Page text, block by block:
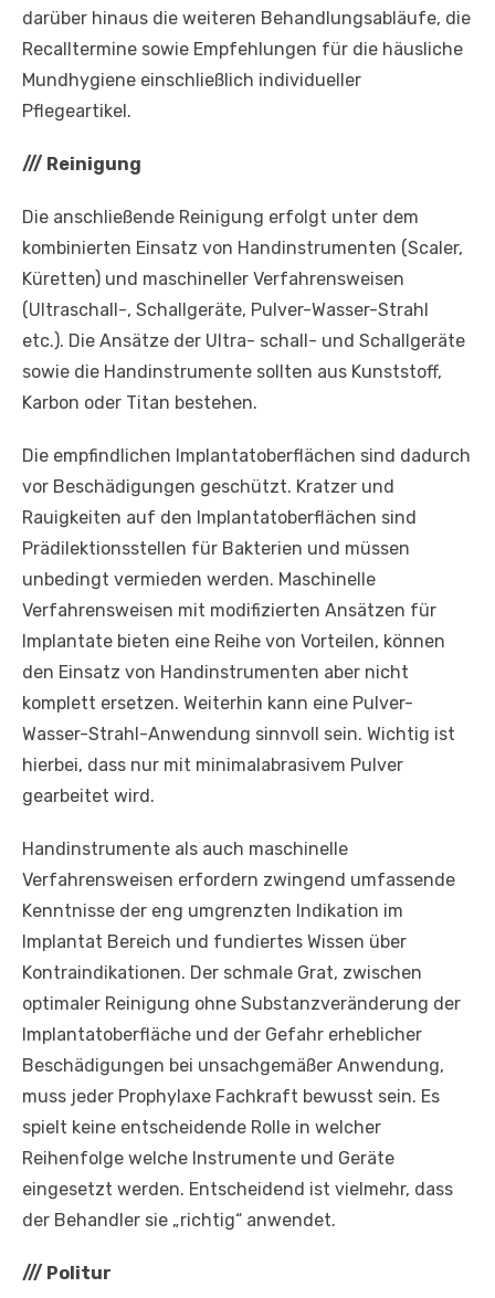
darüber hinaus die weiteren Behandlungsabläufe, die
Recalltermine sowie Empfehlungen für die häusliche
Mundhygiene einschließlich individueller
Pflegeartikel.
/// Reinigung
Die anschließende Reinigung erfolgt unter dem
kombinierten Einsatz von Handinstrumenten (Scaler,
Küretten) und maschineller Verfahrensweisen
(Ultraschall-, Schallgeräte, Pulver-Wasser-Strahl
etc.). Die Ansätze der Ultra- schall- und Schallgeräte
sowie die Handinstrumente sollten aus Kunststoff,
Karbon oder Titan bestehen.
Die empfindlichen Implantatoberflächen sind dadurch
vor Beschädigungen geschützt. Kratzer und
Rauigkeiten auf den Implantatoberflächen sind
Prädilektionsstellen für Bakterien und müssen
unbedingt vermieden werden. Maschinelle
Verfahrensweisen mit modifizierten Ansätzen für
Implantate bieten eine Reihe von Vorteilen, können
den Einsatz von Handinstrumenten aber nicht
komplett ersetzen. Weiterhin kann eine Pulver-
Wasser-Strahl-Anwendung sinnvoll sein. Wichtig ist
hierbei, dass nur mit minimalabrasivem Pulver
gearbeitet wird.
Handinstrumente als auch maschinelle
Verfahrensweisen erfordern zwingend umfassende
Kenntnisse der eng umgrenzten Indikation im
Implantat Bereich und fundiertes Wissen über
Kontraindikationen. Der schmale Grat, zwischen
optimaler Reinigung ohne Substanzveränderung der
Implantatoberfläche und der Gefahr erheblicher
Beschädigungen bei unsachgemäßer Anwendung,
muss jeder Prophylaxe Fachkraft bewusst sein. Es
spielt keine entscheidende Rolle in welcher
Reihenfolge welche Instrumente und Geräte
eingesetzt werden. Entscheidend ist vielmehr, dass
der Behandler sie „richtig“ anwendet.
/// Politur